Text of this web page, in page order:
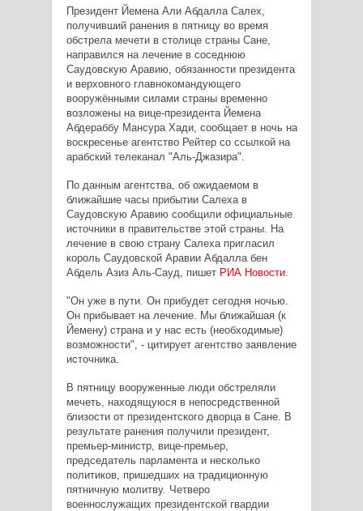
Президент Йемена Али Абдалла Салех,
получивший ранения в пятницу во время
обстрела мечети в столице страны Сане,
направился на лечение в соседнюю
Саудовскую Аравию, обязанности президента
и верховного главнокомандующего
вооружёнными силами страны временно
возложены на вице-президента Йемена
Абдераббу Мансура Хади, сообщает в ночь на
воскресенье агентство Рейтер со ссылкой на
арабский телеканал "Аль-Джазира".
По данным агентства, об ожидаемом в
ближайшие часы прибытии Салеха в
Саудовскую Аравию сообщили официальные
источники в правительстве этой страны. На
лечение в свою страну Салеха пригласил
король Саудовской Аравии Абдалла бен
Абдель Азиз Аль-Сауд, пишет РИА Новости.
"Он уже в пути. Он прибудет сегодня ночью.
Он прибывает на лечение. Мы ближайшая (к
Йемену) страна и у нас есть (необходимые)
возможности", - цитирует агентство заявление
источника.
В пятницу вооруженные люди обстреляли
мечеть, находящуюся в непосредственной
близости от президентского дворца в Сане. В
результате ранения получили президент,
премьер-министр, вице-премьер,
председатель парламента и несколько
политиков, пришедших на традиционную
пятничную молитву. Четверо
военнослужащих президентской гвардии